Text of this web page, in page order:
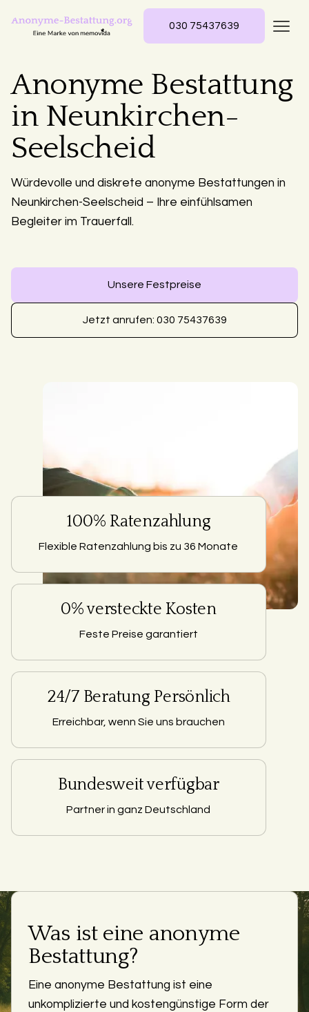
030 75437639
Anonyme Bestattung
in Neunkirchen-
Seelscheid
Würdevolle und diskrete anonyme Bestattungen in
Neunkirchen-Seelscheid – Ihre einfühlsamen
Begleiter im Trauerfall.
Unsere Festpreise
Jetzt anrufen: 030 75437639
100% Ratenzahlung
Flexible Ratenzahlung bis zu 36 Monate
0% versteckte Kosten
Feste Preise garantiert
24/7 Beratung Persönlich
Erreichbar, wenn Sie uns brauchen
Bundesweit verfügbar
Partner in ganz Deutschland
Was ist eine anonyme
Bestattung?
Eine anonyme Bestattung ist eine
unkomplizierte und kostengünstige Form der